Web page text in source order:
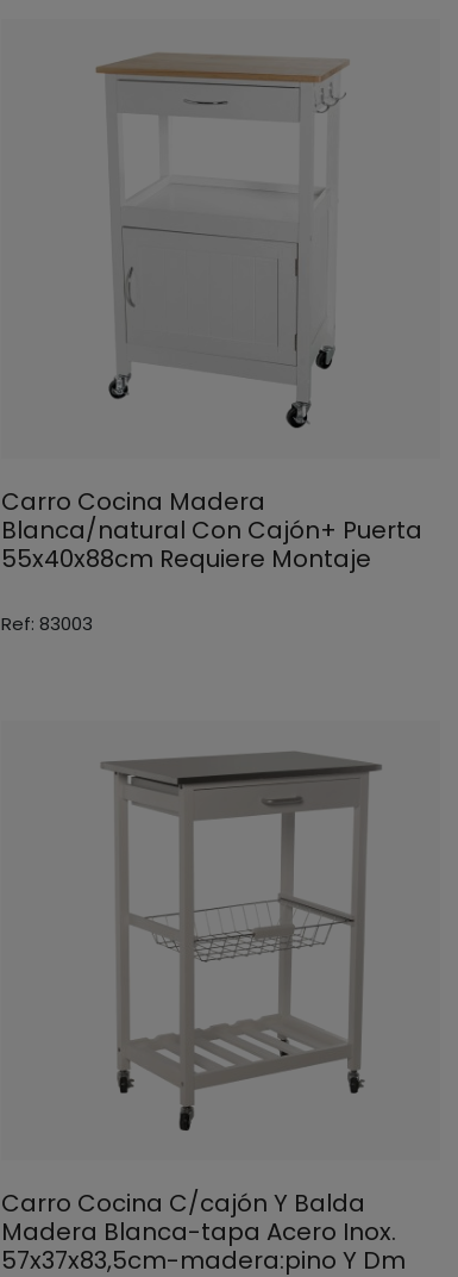
Carro Cocina Madera
Blanca/natural Con Cajón+ Puerta
55x40x88cm Requiere Montaje
Ref: 83003
Carro Cocina C/cajón Y Balda
Madera Blanca-tapa Acero Inox.
57x37x83,5cm-madera:pino Y Dm